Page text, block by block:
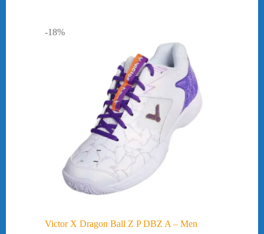
-18%
Victor X Dragon Ball Z P DBZ A – Men